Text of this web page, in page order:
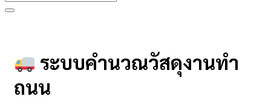
ระบบคำนวณวัสดุงานทำ
ถนน